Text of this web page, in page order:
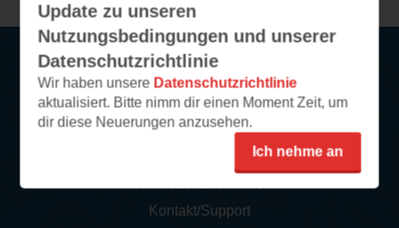
Update zu unseren
Nutzungsbedingungen und unserer
Datenschutzrichtlinie
Wir haben unsere Datenschutzrichtlinie
aktualisiert. Bitte nimm dir einen Moment Zeit, um
dir diese Neuerungen anzusehen.
Ich nehme an
Service
So funktioniert‘s
Kontakt/Support